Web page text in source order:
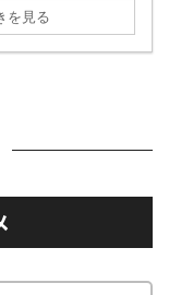
を見る